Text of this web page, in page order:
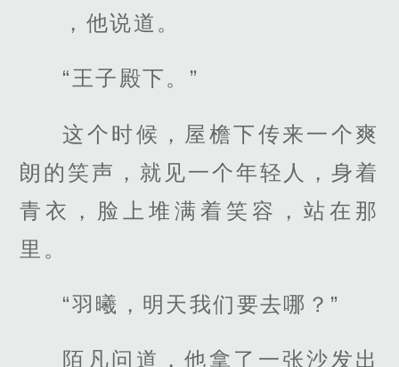
，他说道。
“王子殿下。”
这个时候，屋檐下传来一个爽
朗的笑声，就见一个年轻人，身着
青衣，脸上堆满着笑容，站在那
里。
“羽曦，明天我们要去哪？”
陌凡问道，他拿了一张沙发出